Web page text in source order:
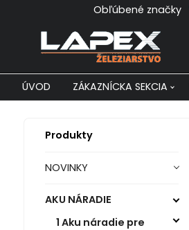
Obľúbené značky
ÚVOD ZÁKAZNÍCKA SEKCIA
Produkty
NOVINKY
AKU NÁRADIE
1 Aku náradie pre